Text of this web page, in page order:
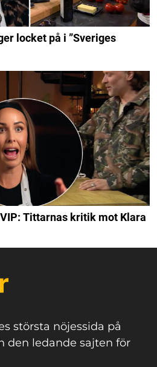
locket på i ”Sveriges
Tittarnas kritik mot Klara
största nöjessida på
den ledande sajten för